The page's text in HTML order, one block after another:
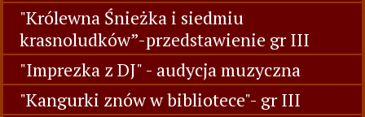
"Królewna Śnieżka i siedmiu
krasnoludków”-przedstawienie gr III
"Imprezka z DJ" - audycja muzyczna
"Kangurki znów w bibliotece"- gr III